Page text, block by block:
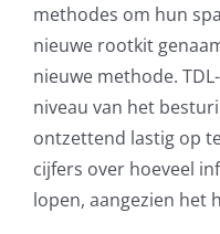
methodes om hun
nieuwe rootkit
nieuwe methode.
niveau van het
ontzettend lastig op
cijfers over hoeveel
lopen, aangezien het